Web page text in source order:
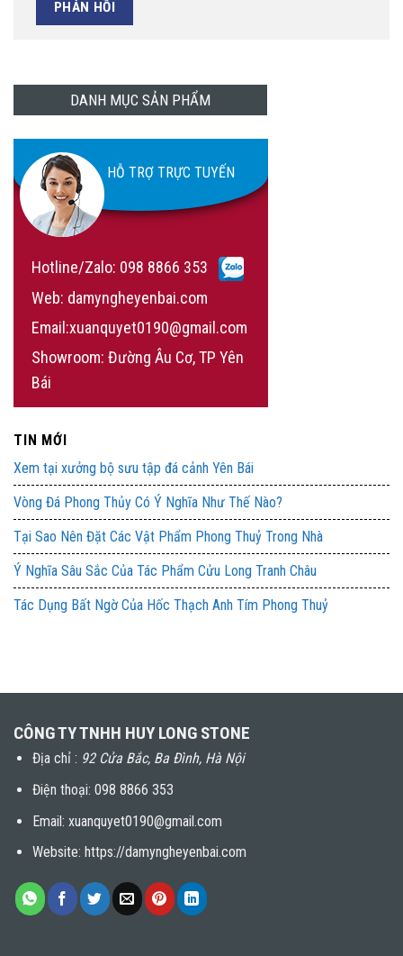
DANH MỤC SẢN PHẨM
HỖ TRỢ TRỰC TUYẾN
Hotline/Zalo: 098 8866 353
Web: damyngheyenbai.com
Email:xuanquyet0190@gmail.com
Showroom: Đường Âu Cơ, TP Yên
Bái
TIN MỚI
Xem tại xưởng bộ sưu tập đá cảnh Yên Bái
Vòng Đá Phong Thủy Có Ý Nghĩa Như Thế Nào?
Tại Sao Nên Đặt Các Vật Phẩm Phong Thuỷ Trong Nhà
Ý Nghĩa Sâu Sắc Của Tác Phẩm Cửu Long Tranh Châu
Tác Dụng Bất Ngờ Của Hốc Thạch Anh Tím Phong Thuỷ
CÔNG TY TNHH HUY LONG STONE
Địa chỉ : 92 Cửa Bắc, Ba Đình, Hà Nội
Điện thoại: 098 8866 353
Email: xuanquyet0190@gmail.com
Website: https://damyngheyenbai.com